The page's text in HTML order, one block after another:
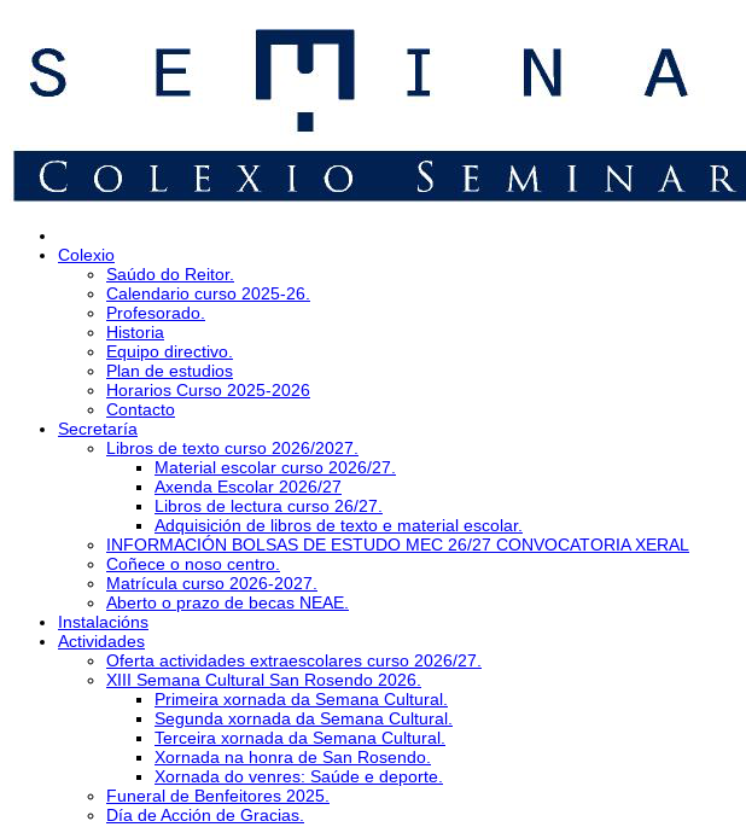
Colexio
Saúdo do Reitor.
Calendario curso 2025-26.
Profesorado.
Historia
Equipo directivo.
Plan de estudios
Horarios Curso 2025-2026
Contacto
Secretaría
Libros de texto curso 2026/2027.
Material escolar curso 2026/27.
Axenda Escolar 2026/27
Libros de lectura curso 26/27.
Adquisición de libros de texto e material escolar.
INFORMACIÓN BOLSAS DE ESTUDO MEC 26/27 CONVOCATORIA XERAL
Coñece o noso centro.
Matrícula curso 2026-2027.
Aberto o prazo de becas NEAE.
Instalacións
Actividades
Oferta actividades extraescolares curso 2026/27.
XIII Semana Cultural San Rosendo 2026.
Primeira xornada da Semana Cultural.
Segunda xornada da Semana Cultural.
Terceira xornada da Semana Cultural.
Xornada na honra de San Rosendo.
Xornada do venres: Saúde e deporte.
Funeral de Benfeitores 2025.
Día de Acción de Gracias.